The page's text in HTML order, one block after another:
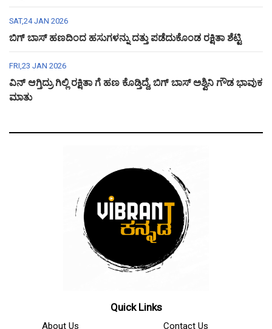
SAT,24 JAN 2026
ಬಿಗ್ ಬಾಸ್ ಹಣದಿಂದ ಹಸುಗಳನ್ನು ದತ್ತು ಪಡೆದುಕೊಂಡ ರಕ್ಷಿತಾ ಶೆಟ್ಟಿ
FRI,23 JAN 2026
ವಿನ್ ಆಗ್ತಿದ್ರು ಗಿಲ್ಲಿ ರಕ್ಷಿತಾ ಗೆ ಹಣ ಕೊಡ್ತಿದ್ದೆ, ಬಿಗ್ ಬಾಸ್ ಅಶ್ವಿನಿ ಗೌಡ ಭಾವುಕ
ಮಾತು
Quick Links
About Us Contact Us